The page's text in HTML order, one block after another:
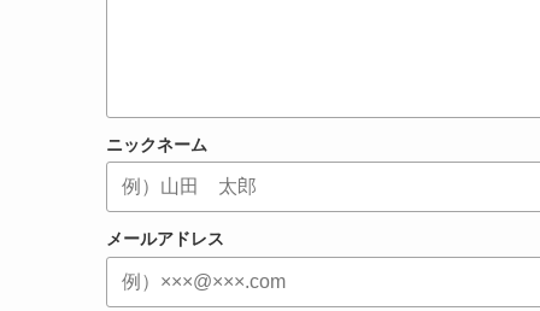
ニックネーム
メールアドレス